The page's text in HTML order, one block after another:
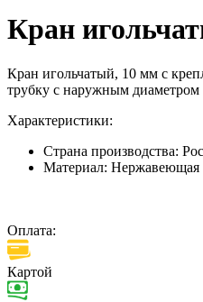
Кран
Кран игольчатый, 10 мм с
трубку с наружным
Характеристики:
Страна производства:
Материал: Нержавеющая
Оплата:
Картой